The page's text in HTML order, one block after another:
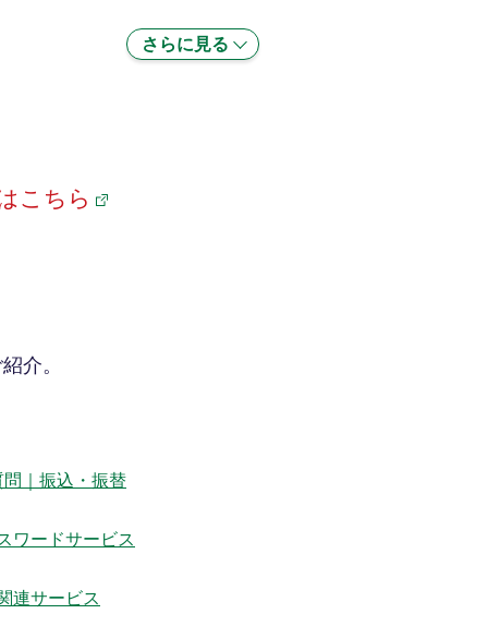
さらに見る
こちら
介。
｜振込・振替
ワードサービス
連サービス